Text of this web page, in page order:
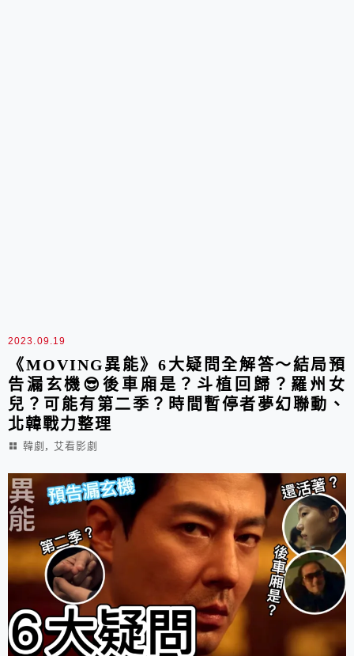
2023.09.19
《MOVING異能》6大疑問全解答～結局預
告漏玄機😎後車廂是？斗植回歸？羅州女
兒？可能有第二季？時間暫停者夢幻聯動、
北韓戰力整理
韓劇 , 艾看影劇